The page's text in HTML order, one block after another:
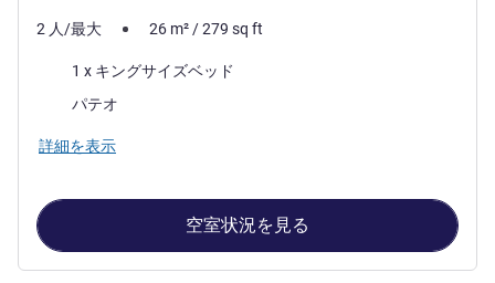
2 人/最大 26 m²/279 sq ft
1 x キングサイズベッド
ビュー:パテオ
詳細を表示
空室状況を見る